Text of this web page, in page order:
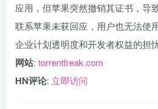
应用，但苹果突然撤销其证书，导
联系苹果未获回应，用户也无法使
企业计划透明度和开发者权益的担忧
网站: torrentfreak.com
HN评论: 立即访问